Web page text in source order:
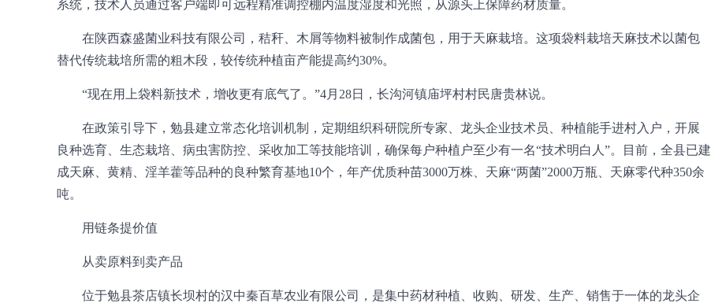
系统，技术人员通过客户端即可远程精准调控棚内温度湿度和光照，从源头上保障药材质量。
在陕西森盛菌业科技有限公司，秸秆、木屑等物料被制作成菌包，用于天麻栽培。这项袋料栽培天麻技术以菌包
替代传统栽培所需的粗木段，较传统种植亩产能提高约30%。
“现在用上袋料新技术，增收更有底气了。”4月28日，长沟河镇庙坪村村民唐贵林说。
在政策引导下，勉县建立常态化培训机制，定期组织科研院所专家、龙头企业技术员、种植能手进村入户，开展
良种选育、生态栽培、病虫害防控、采收加工等技能培训，确保每户种植户至少有一名“技术明白人”。目前，全县已建
成天麻、黄精、淫羊藿等品种的良种繁育基地10个，年产优质种苗3000万株、天麻“两菌”2000万瓶、天麻零代种350余
吨。
用链条提价值
从卖原料到卖产品
位于勉县茶店镇长坝村的汉中秦百草农业有限公司，是集中药材种植、收购、研发、生产、销售于一体的龙头企